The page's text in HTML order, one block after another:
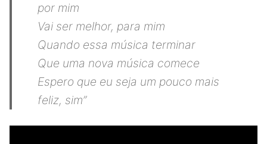
por mim
Vai ser melhor, para mim
Quando essa música terminar
Que uma nova música comece
Espero que eu seja um pouco mais
feliz, sim”